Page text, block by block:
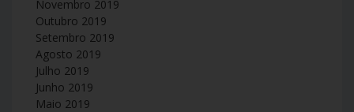
Novembro 2019
Outubro 2019
Setembro 2019
Agosto 2019
Julho 2019
Junho 2019
Maio 2019